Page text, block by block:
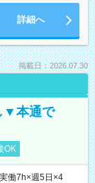
詳細へ
掲載日：2026.07.30
▼本通で
OK
働7h×週5日×4